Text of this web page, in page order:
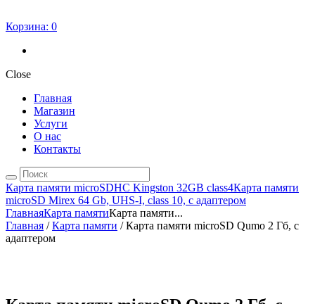
Корзина: 0
Close
Главная
Магазин
Услуги
О нас
Контакты
Карта памяти microSDHC Kingston 32GB class4Карта памяти
microSD Mirex 64 Gb, UHS-I, class 10, с адаптером
ГлавнаяКарта памятиКарта памяти...
Главная /Карта памяти / Карта памяти microSD Qumo 2 Гб, с
адаптером